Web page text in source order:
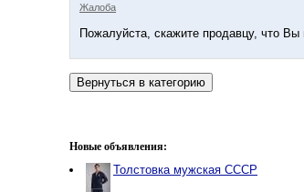
Жалоба
Пожалуйста, скажите продавцу, что
Новые объявления:
Толстовка мужская СССР